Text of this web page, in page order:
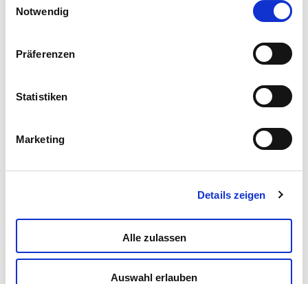
Notwendig
Präferenzen
Statistiken
Marketing
Details zeigen
Alle zulassen
Auswahl erlauben